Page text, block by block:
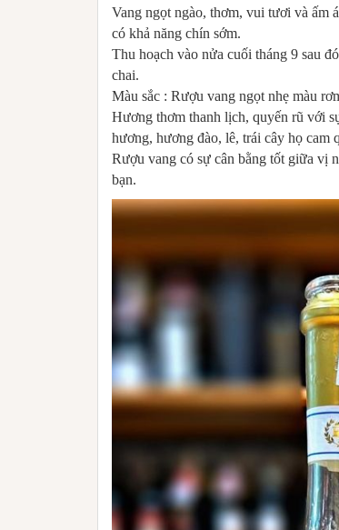
Vang ngọt ngào, thơm, vui tươi và ấm
có khả năng chín sớm.
Thu hoạch vào nửa cuối tháng 9 sau
chai.
Màu sắc : Rượu vang ngọt nhẹ màu
Hương thơm thanh lịch, quyến rũ với
hương, hương đào, lê, trái cây họ
Rượu vang có sự cân bằng tốt giữa vị
bạn.